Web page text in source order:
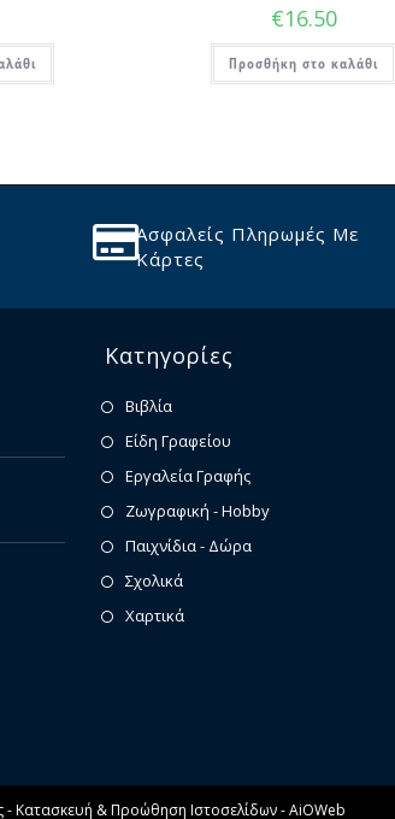
€16.50
Προσθήκη στο καλάθι
Ασφαλείς Πληρωμές Με
Κάρτες
Κατηγορίες
Βιβλία
Είδη Γραφείου
Εργαλεία Γραφής
Ζωγραφική - Hobby
Παιχνίδια - Δώρα
Σχολικά
Χαρτικά
-Κατασκευή & Προώθηση Ιστοσελίδων - AiOWeb